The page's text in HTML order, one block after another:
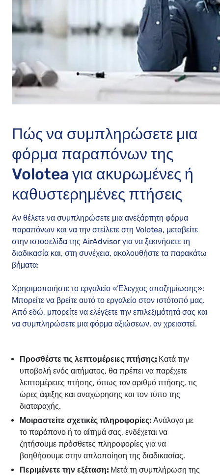
Πώς να συμπληρώσετε μια
φόρμα παραπόνων της
Volotea για ακυρωμένες ή
καθυστερημένες πτήσεις
Αν θέλετε να συμπληρώσετε μια ανεξάρτητη φόρμα
παραπόνων και να την στείλετε στη Volotea, μεταβείτε
στην ιστοσελίδα της AirAdvisor για να ξεκινήσετε τη
διαδικασία και, στη συνέχεια, ακολουθήστε τα παρακάτω
βήματα:
Χρησιμοποιήστε το εργαλείο «Έλεγχος αποζημίωσης»:
Μπορείτε να βρείτε αυτό το εργαλείο στον ιστότοπό μας.
Από εδώ, μπορείτε να ελέγξετε την επιλεξιμότητά σας και
να συμπληρώσετε μια φόρμα αξιώσεων, αν χρειαστεί.
Προσθέστε τις λεπτομέρειες πτήσης: Κατά την
υποβολή ενός αιτήματος, θα πρέπει να παρέχετε
λεπτομέρειες πτήσης, όπως τον αριθμό πτήσης, τις
ώρες άφιξης και αναχώρησης και τον τύπο της
διαταραχής.
Μοιραστείτε σχετικές πληροφορίες: Ανάλογα με
το παράπονο ή το αίτημά σας, ενδέχεται να
ζητήσουμε πρόσθετες πληροφορίες για να
βοηθήσουμε στην απλοποίηση της διαδικασίας.
Περιμένετε την εξέταση: Μετά τη συμπλήρωση της